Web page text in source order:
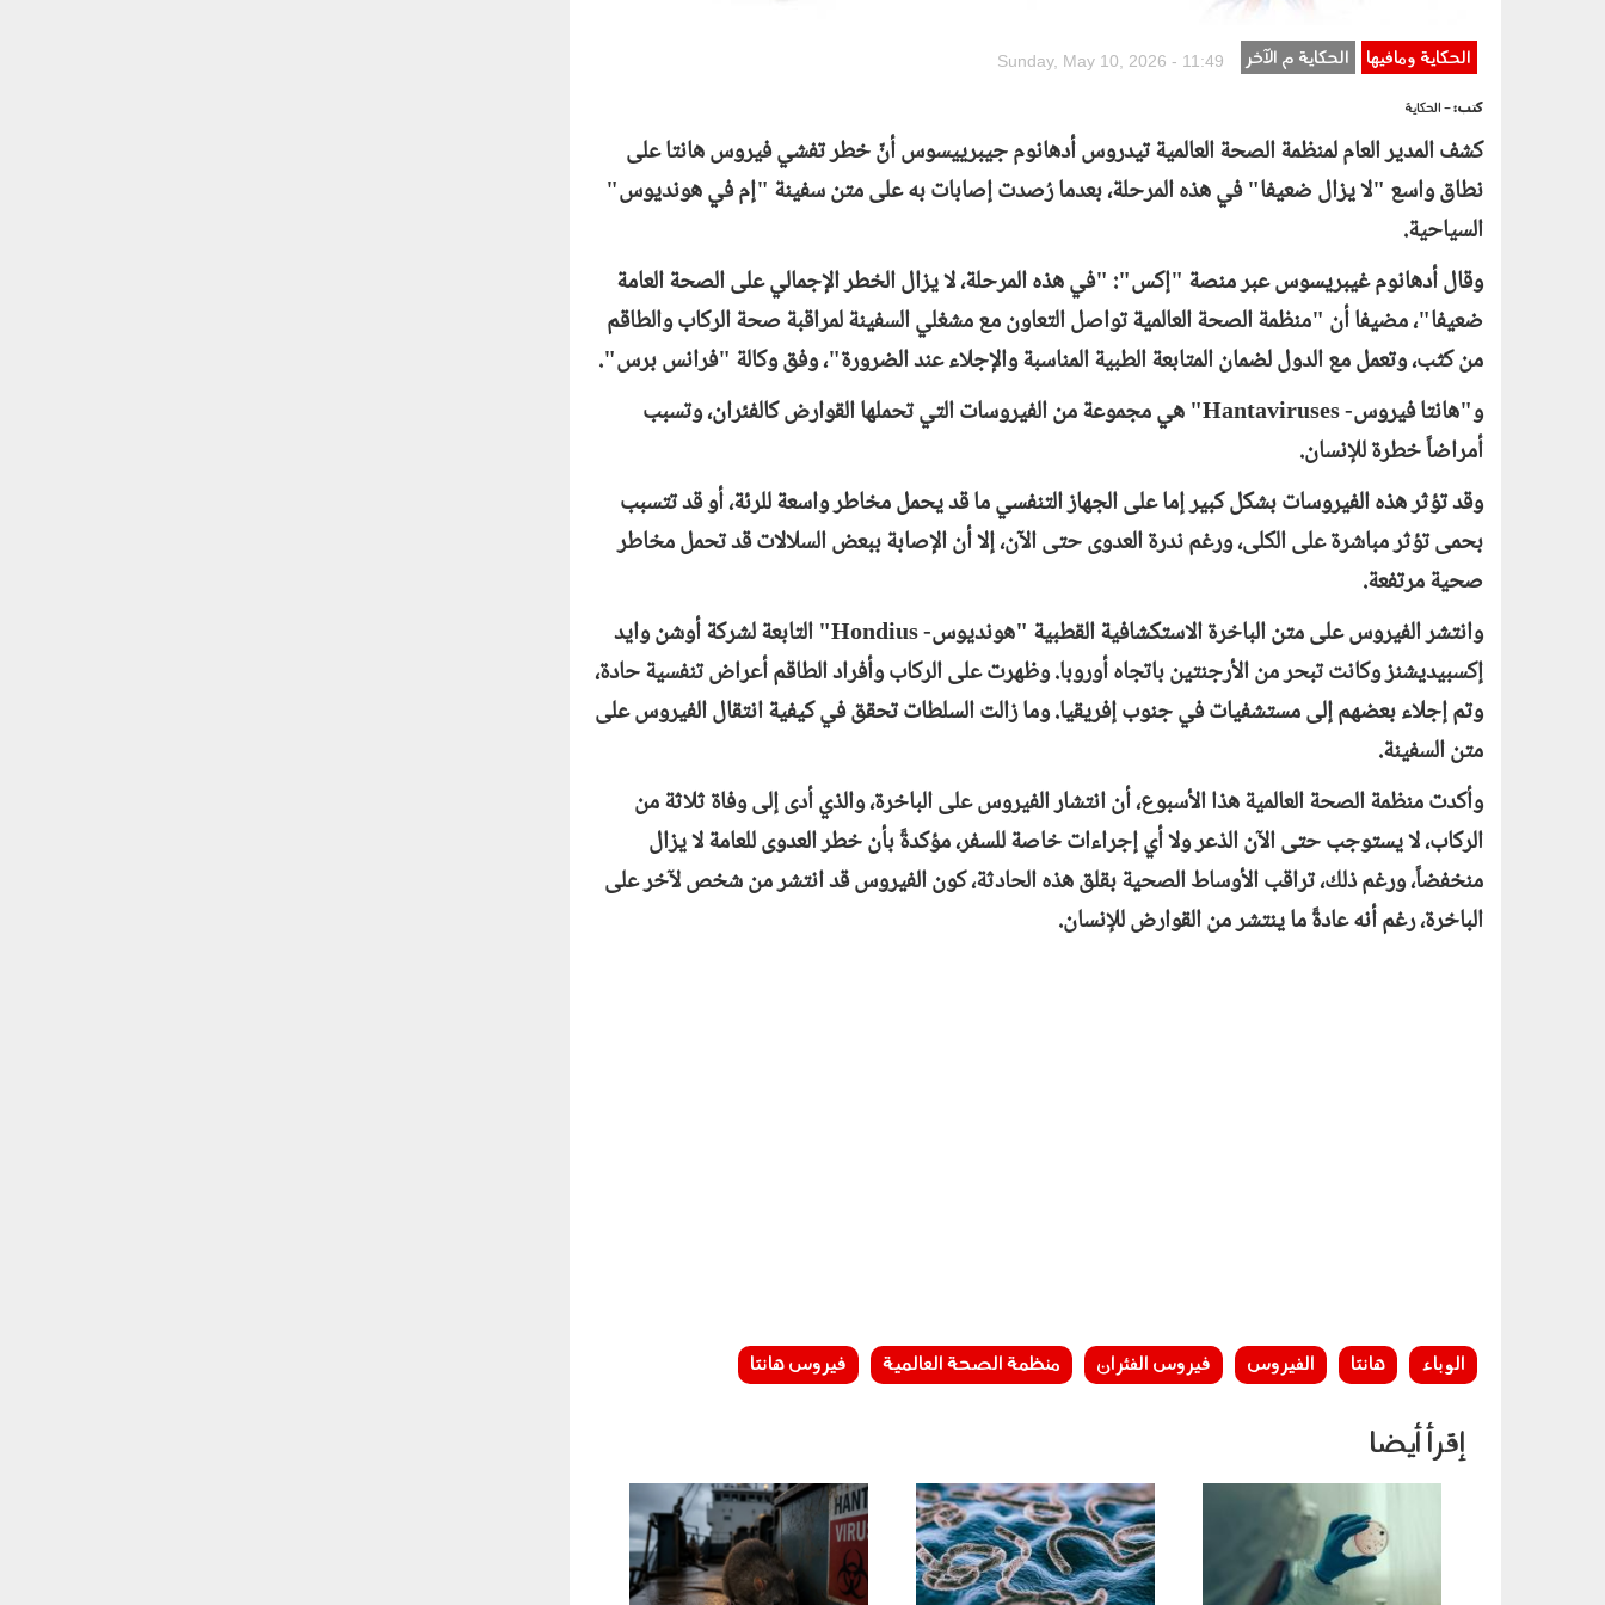
الحكاية ومافيها الحكاية م الآخر Sunday, May 10, 2026 - 11:49
كتب:- الحكاية
كشف المدير العام لمنظمة الصحة العالمية تيدروس أدهانوم جيبرييسوس أنّ خطر تفشي فيروس هانتا على
نطاق واسع "لا يزال ضعيفا" في هذه المرحلة، بعدما رُصدت إصابات به على متن سفينة "إم في هونديوس"
السياحية.
وقال أدهانوم غيبريسوس عبر منصة "إكس": "في هذه المرحلة، لا يزال الخطر الإجمالي على الصحة العامة
ضعيفا"، مضيفا أن "منظمة الصحة العالمية تواصل التعاون مع مشغلي السفينة لمراقبة صحة الركاب والطاقم
من كثب، وتعمل مع الدول لضمان المتابعة الطبية المناسبة والإجلاء عند الضرورة"، وفق وكالة "فرانس برس".
و"هانتا فيروس-Hantaviruses" هي مجموعة من الفيروسات التي تحملها القوارض كالفئران، وتسبب
أمراضاً خطرة للإنسان.
وقد تؤثر هذه الفيروسات بشكل كبير إما على الجهاز التنفسي ما قد يحمل مخاطر واسعة للرئة، أو قد تتسبب
بحمى تؤثر مباشرة على الكلى، ورغم ندرة العدوى حتى الآن، إلا أن الإصابة ببعض السلالات قد تحمل مخاطر
صحية مرتفعة.
وانتشر الفيروس على متن الباخرة الاستكشافية القطبية "هونديوس-Hondius" التابعة لشركة أوشن وايد
إكسبيديشنز وكانت تبحر من الأرجنتين باتجاه أوروبا. وظهرت على الركاب وأفراد الطاقم أعراض تنفسية حادة،
وتم إجلاء بعضهم إلى مستشفيات في جنوب إفريقيا. وما زالت السلطات تحقق في كيفية انتقال الفيروس على
متن السفينة.
وأكدت منظمة الصحة العالمية هذا الأسبوع، أن انتشار الفيروس على الباخرة، والذي أدى إلى وفاة ثلاثة من
الركاب، لا يستوجب حتى الآن الذعر ولا أي إجراءات خاصة للسفر، مؤكدةً بأن خطر العدوى للعامة لا يزال
منخفضاً، ورغم ذلك، تراقب الأوساط الصحية بقلق هذه الحادثة، كون الفيروس قد انتشر من شخص لآخر على
الباخرة، رغم أنه عادةً ما ينتشر من القوارض للإنسان.
الوباء هانتا الفيروس فيروس الفئران منظمة الصحة العالمية فيروس هانتا
إقرأ أيضا
240502.jpg
090503.png